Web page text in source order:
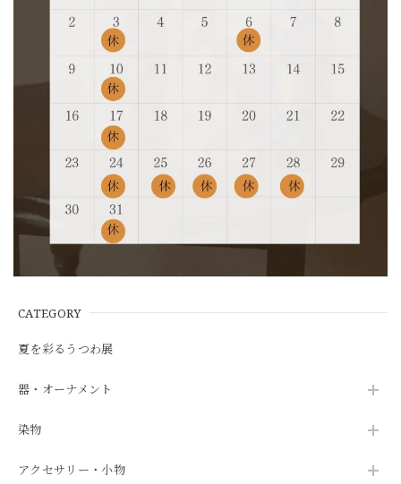
CATEGORY
夏を彩るうつわ展
器・オーナメント
染物
アクセサリー・小物